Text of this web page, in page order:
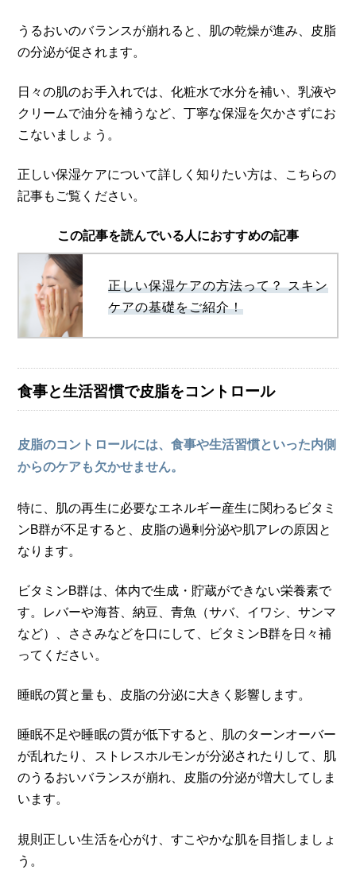
うるおいのバランスが崩れると、肌の乾燥が進み、皮脂
の分泌が促されます。
日々の肌のお手入れでは、化粧水で水分を補い、乳液や
クリームで油分を補うなど、丁寧な保湿を欠かさずにお
こないましょう。
正しい保湿ケアについて詳しく知りたい方は、こちらの
記事もご覧ください。
この記事を読んでいる人におすすめの記事
正しい保湿ケアの方法って？ スキン
ケアの基礎をご紹介！
食事と生活習慣で皮脂をコントロール
皮脂のコントロールには、食事や生活習慣といった内側
からのケアも欠かせません。
特に、肌の再生に必要なエネルギー産生に関わるビタミ
ンB群が不足すると、皮脂の過剰分泌や肌アレの原因と
なります。
ビタミンB群は、体内で生成・貯蔵ができない栄養素で
す。レバーや海苔、納豆、青魚（サバ、イワシ、サンマ
など）、ささみなどを口にして、ビタミンB群を日々補
ってください。
睡眠の質と量も、皮脂の分泌に大きく影響します。
睡眠不足や睡眠の質が低下すると、肌のターンオーバー
が乱れたり、ストレスホルモンが分泌されたりして、肌
のうるおいバランスが崩れ、皮脂の分泌が増大してしま
います。
規則正しい生活を心がけ、すこやかな肌を目指しましょ
う。